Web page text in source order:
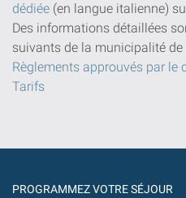
dédiée (en langue italienne)
Des informations détaillées
suivants de la municipalité de
Règlements approuvés par le
Tarifs
PROGRAMMEZ VOTRE SÉJOUR